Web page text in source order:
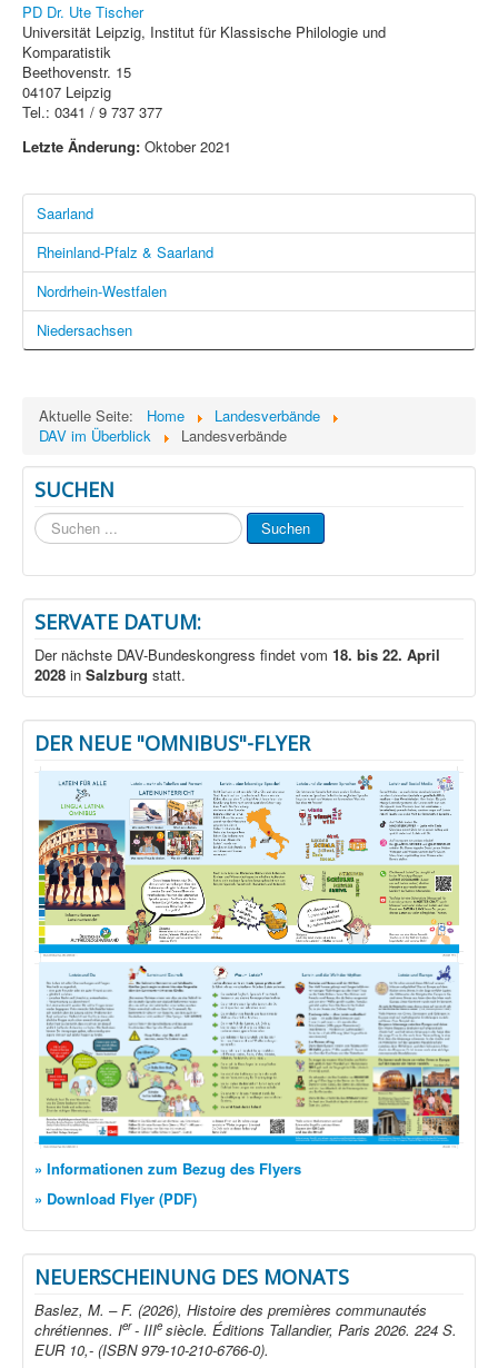
PD Dr. Ute Tischer
Universität Leipzig, Institut für Klassische Philologie und
Komparatistik
Beethovenstr. 15
04107 Leipzig
Tel.: 0341 / 9 737 377
Letzte Änderung: Oktober 2021
Saarland
Rheinland-Pfalz & Saarland
Nordrhein-Westfalen
Niedersachsen
Aktuelle Seite: Home
Landesverbände
DAV im Überblick
Landesverbände
SUCHEN
Suchen
...
Suchen
SERVATE DATUM:
Der nächste DAV-Bundeskongress findet vom 18. bis 22. April
2028 in Salzburg statt.
DER NEUE "OMNIBUS"-FLYER
» Informationen zum Bezug des Flyers
» Download Flyer (PDF)
NEUERSCHEINUNG DES MONATS
Baslez, M. – F. (2026), Histoire des premières communautés
chrétiennes. Ier- IIIe siècle. Éditions Tallandier, Paris 2026. 224 S.
EUR 10,- (ISBN 979-10-210-6766-0).